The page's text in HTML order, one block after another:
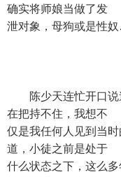
确实将师娘当做了发
泄对象，母狗或是性
闻言苏
陈少天连忙开口说
在把持不住，我想不
仅是我任何人见到当
道，小徒之前是处于
什么状态之下，这么